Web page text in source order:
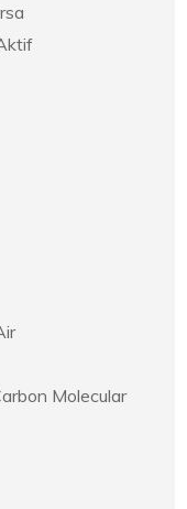
Molecular